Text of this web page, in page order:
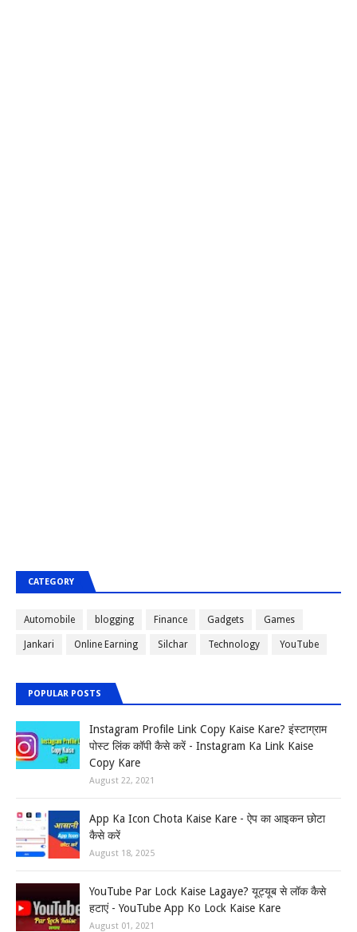
CATEGORY
Automobile blogging Finance Gadgets Games
Jankari Online Earning Silchar Technology YouTube
POPULAR POSTS
Instagram Profile Link Copy Kaise Kare? इंस्टाग्राम
पोस्ट लिंक कॉपी कैसे करें - Instagram Ka Link Kaise
Copy Kare
August 22, 2021
App Ka Icon Chota Kaise Kare - ऐप का आइकन छोटा
कैसे करें
August 18, 2025
YouTube Par Lock Kaise Lagaye? यूट्यूब से लॉक कैसे
हटाएं - YouTube App Ko Lock Kaise Kare
August 01, 2021